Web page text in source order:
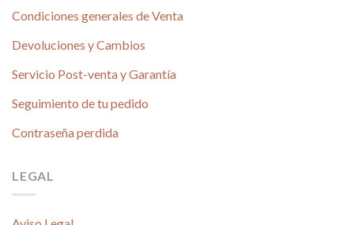
Condiciones generales de Venta
Devoluciones y Cambios
Servicio Post-venta y Garantía
Seguimiento de tu pedido
Contraseña perdida
LEGAL